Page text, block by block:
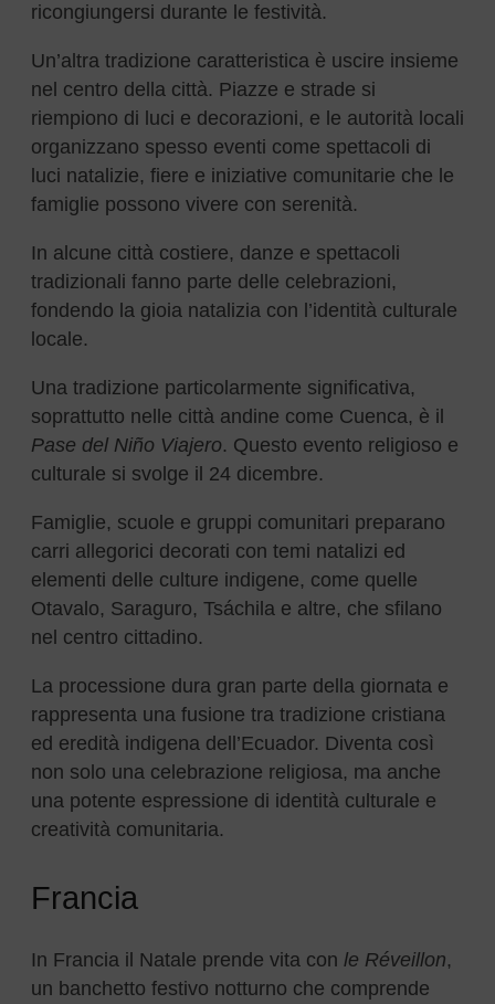
ricongiungersi durante le festività.
Un’altra tradizione caratteristica è uscire insieme
nel centro della città. Piazze e strade si
riempiono di luci e decorazioni, e le autorità locali
organizzano spesso eventi come spettacoli di
luci natalizie, fiere e iniziative comunitarie che le
famiglie possono vivere con serenità.
In alcune città costiere, danze e spettacoli
tradizionali fanno parte delle celebrazioni,
fondendo la gioia natalizia con l’identità culturale
locale.
Una tradizione particolarmente significativa,
soprattutto nelle città andine come Cuenca, è il
Pase del Niño Viajero. Questo evento religioso e
culturale si svolge il 24 dicembre.
Famiglie, scuole e gruppi comunitari preparano
carri allegorici decorati con temi natalizi ed
elementi delle culture indigene, come quelle
Otavalo, Saraguro, Tsáchila e altre, che sfilano
nel centro cittadino.
La processione dura gran parte della giornata e
rappresenta una fusione tra tradizione cristiana
ed eredità indigena dell’Ecuador. Diventa così
non solo una celebrazione religiosa, ma anche
una potente espressione di identità culturale e
creatività comunitaria.
Francia
In Francia il Natale prende vita con le Réveillon,
un banchetto festivo notturno che comprende